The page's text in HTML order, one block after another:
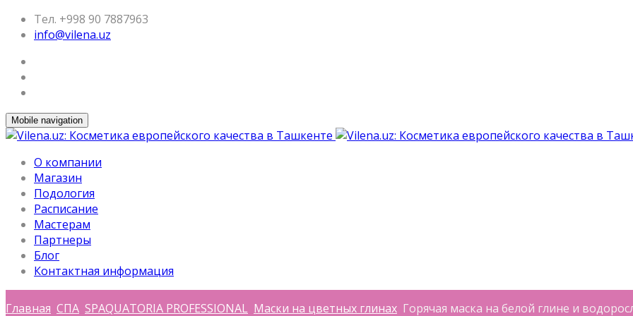
Тел. +998 90 7887963
info@vilena.uz
Mobile navigation
О компании
Магазин
Подология
Расписание
Мастерам
Партнеры
Блог
Контактная информация
Главная СПА SPAQUATORIA PROFESSIONAL Маски на цветных глинах Горячая маска на белой глине и